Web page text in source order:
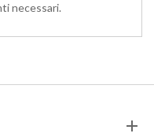
necessari.